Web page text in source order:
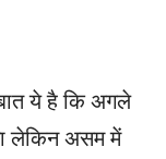
ये है कि अगले
लेकिन असम में